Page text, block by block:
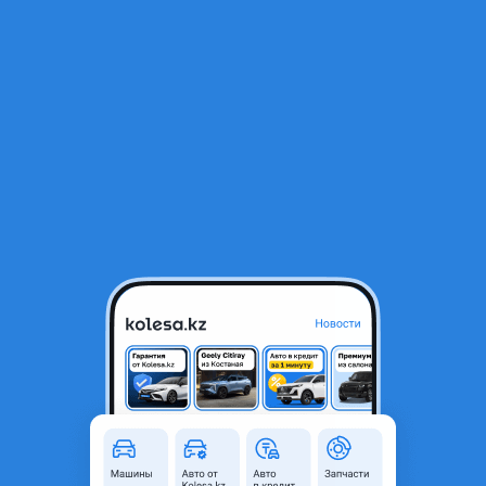
1
рестайлинг (NH3/NH1)
Оригинал в
Алматы
8
Молдинги уплотнитель стекла двери